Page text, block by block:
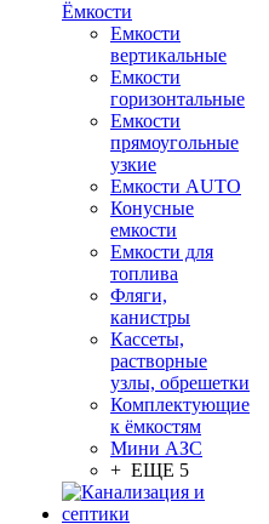
Ёмкости
Емкости
вертикальные
Емкости
горизонтальные
Емкости
прямоугольные
узкие
Емкости АUТО
Конусные
емкости
Емкости для
топлива
Фляги,
канистры
Кассеты,
растворные
узлы, обрешетки
Комплектующие
к ёмкостям
Мини АЗС
+ ЕЩЕ 5